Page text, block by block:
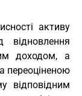
активу
відновлення
доходом, а
переоціненою
відповідним